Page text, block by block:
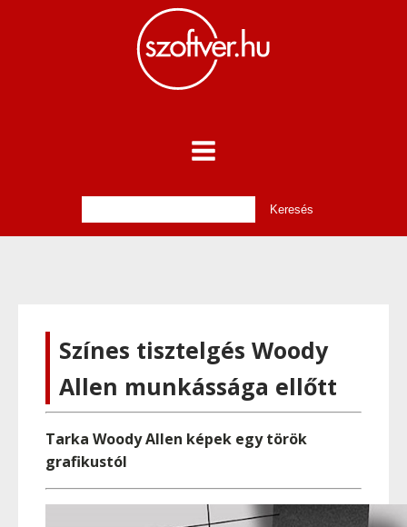
Színes tisztelgés Woody
Allen munkássága ellőtt
Tarka Woody Allen képek egy török
grafikustól